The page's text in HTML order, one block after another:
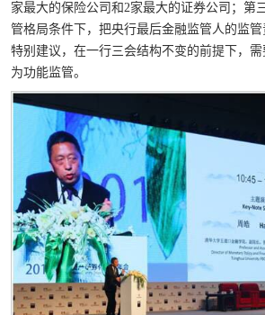
家最大的保险公司和2家最大的证券公司；第
管格局条件下，把央行最后金融监管人的监
特别建议，在一行三会结构不变的前提下，
为功能监管。